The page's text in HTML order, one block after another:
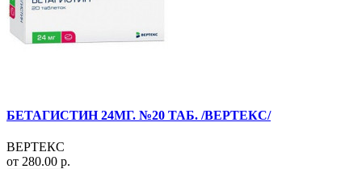
БЕТАГИСТИН 24МГ. №20 ТАБ. /ВЕРТЕКС/
ВЕРТЕКС
от 280.00 р.